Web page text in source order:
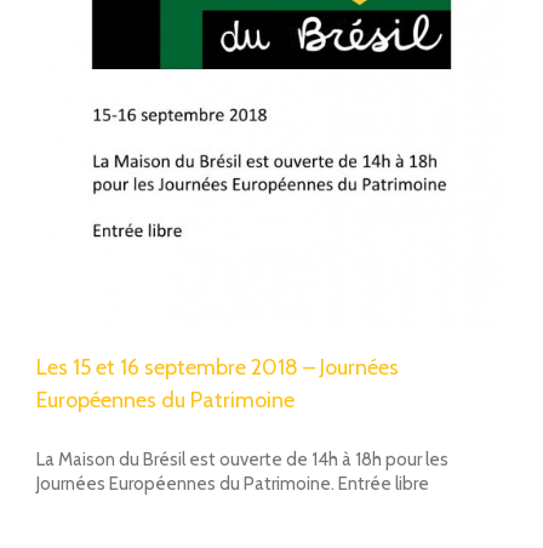
Les 15 et 16 septembre 2018 – Journées
Européennes du Patrimoine
La Maison du Brésil est ouverte de 14h à 18h pour les
Journées Européennes du Patrimoine. Entrée libre